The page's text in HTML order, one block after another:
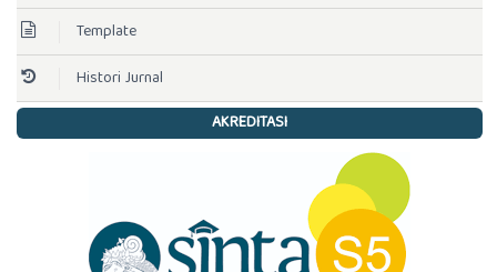
Template
Histori Jurnal
AKREDITASI